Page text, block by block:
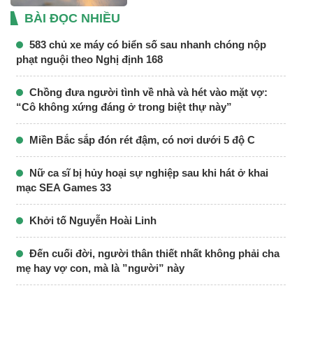
BÀI ĐỌC NHIỀU
583 chủ xe máy có biển số sau nhanh chóng nộp
phạt nguội theo Nghị định 168
Chồng đưa người tình về nhà và hét vào mặt vợ:
“Cô không xứng đáng ở trong biệt thự này”
Miền Bắc sắp đón rét đậm, có nơi dưới 5 độ C
Nữ ca sĩ bị hủy hoại sự nghiệp sau khi hát ở khai
mạc SEA Games 33
Khởi tố Nguyễn Hoài Linh
Đến cuối đời, người thân thiết nhất không phải cha
mẹ hay vợ con, mà là ”người” này